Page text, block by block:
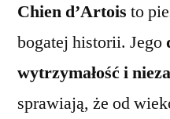
Chien d’Artois to
bogatej historii. Jego
wytrzymałość i
sprawiają, że od